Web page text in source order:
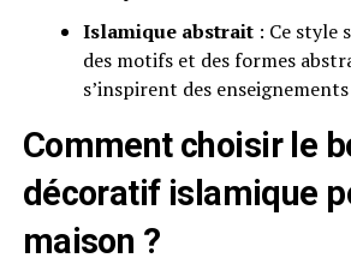
Islamique abstrait: Ce style
des motifs et des formes
s’inspirent des
Comment choisir le
décoratif islamique
maison ?